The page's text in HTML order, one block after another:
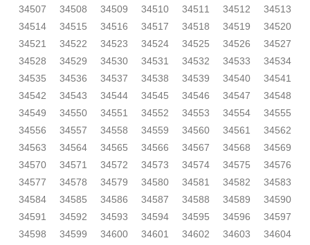
34507
34508 34509 34510 34511 34512
34513
34514
34515 34516 34517 34518 34519
34520
34521
34522 34523 34524 34525 34526
34527
34528
34529 34530 34531 34532 34533
34534
34535
34536 34537 34538 34539 34540
34541
34542
34543 34544 34545 34546 34547
34548
34549
34550 34551 34552 34553 34554
34555
34556
34557 34558 34559 34560 34561
34562
34563
34564 34565 34566 34567 34568
34569
34570
34571 34572 34573 34574 34575
34576
34577
34578 34579 34580 34581 34582
34583
34584
34585 34586 34587 34588 34589
34590
34591
34592 34593 34594 34595 34596
34597
34598
34599 34600 34601 34602 34603
34604